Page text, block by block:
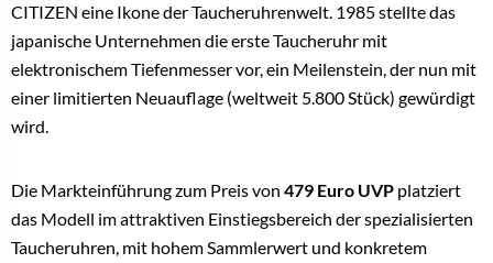
CITIZEN eine Ikone der Taucheruhrenwelt. 1985 stellte das
japanische Unternehmen die erste Taucheruhr mit
elektronischem Tiefenmesser vor, ein Meilenstein, der nun mit
einer limitierten Neuauflage (weltweit 5.800 Stück) gewürdigt
wird.
Die Markteinführung zum Preis von 479 Euro UVP platziert
das Modell im attraktiven Einstiegsbereich der spezialisierten
Taucheruhren, mit hohem Sammlerwert und konkretem